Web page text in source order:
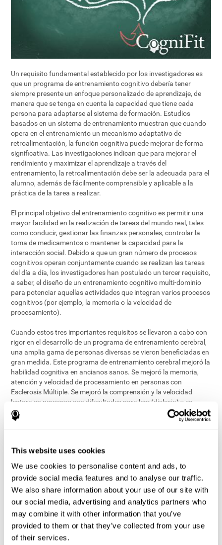
This website uses cookies
We use cookies to personalise content and ads, to
provide social media features and to analyse our traffic.
We also share information about your use of our site with
our social media, advertising and analytics partners who
may combine it with other information that you’ve
provided to them or that they’ve collected from your use
of their services.
Un requisito fundamental establecido por los investigadores es
que un programa de entrenamiento cognitivo debería tener
siempre presente un enfoque personalizado de aprendizaje, de
manera que se tenga en cuenta la capacidad que tiene cada
persona para adaptarse al sistema de formación. Estudios
basados en un sistema de entrenamiento muestran que cuando
opera en el entrenamiento un mecanismo adaptativo de
retroalimentación, la función cognitiva puede mejorar de forma
significativa. Las investigaciones indican que para mejorar el
rendimiento y maximizar el aprendizaje a través del
entrenamiento, la retroalimentación debe ser la adecuada para el
alumno, además de fácilmente comprensible y aplicable a la
práctica de la tarea a realizar.
El principal objetivo del entrenamiento cognitivo es permitir una
mayor facilidad en la realización de tareas del mundo real, tales
como conducir, gestionar las finanzas personales, controlar la
toma de medicamentos o mantener la capacidad para la
interacción social. Debido a que un gran número de procesos
cognitivos operan conjuntamente cuando se realizan las tareas
del día a día, los investigadores han postulado un tercer requisito,
a saber, el diseño de un entrenamiento cognitivo multi-dominio
para potenciar aquellas actividades que integran varios procesos
cognitivos (por ejemplo, la memoria o la velocidad de
procesamiento).
Cuando estos tres importantes requisitos se llevaron a cabo con
rigor en el desarrollo de un programa de entrenamiento cerebral,
una amplia gama de personas diversas se vieron beneficiadas en
gran medida. Este programa de entrenamiento cerebral mejoró la
habilidad cognitiva en ancianos sanos. Se mejoró la memoria,
atención y velocidad de procesamiento en personas con
Esclerosis Múltiple. Se mejoró la comprensión y la velocidad
lectora en personas con dificultades para leer (dislexia) y se
mejoró la marcha y la movilidad en personas con riesgos de
caídas.
descubrimiento que nos lleva a un intenso debate. Gracias a una
tecnología cada vez más sofisticada y a una mejora del
conocimiento interdisciplinario, podemos explorar cuáles son las
mejores condiciones y circunstancias para preservar nuestra
salud mental. En este camino observamos el entrenamiento
relacionado con la actividad cerebral a nivel celular y macro-
celular. Estudiamos la neurogénesis (la creación de nuevas
células cerebrales) tras el entrenamiento cognitivo. Descubrimos
cómo se producen mecanismos neuronales de compensación
después de la formación del cerebro (las regiones cerebrales que